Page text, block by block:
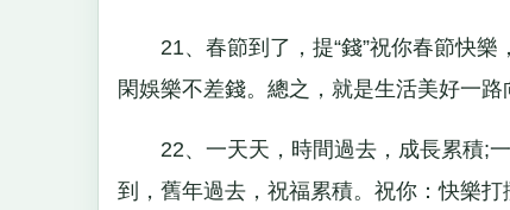
21、春節到了，提“錢”祝你春節快樂
閑娛樂不差錢。總之，就是生活美好一路
22、一天天，時間過去，成長累積;一
到，舊年過去，祝福累積。祝你：快樂打